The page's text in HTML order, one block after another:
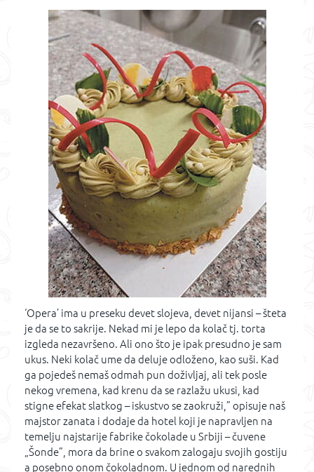
‘Opera’ ima u preseku devet slojeva, devet nijansi – šteta
je da se to sakrije. Nekad mi je lepo da kolač tj. torta
izgleda nezavršeno. Ali ono što je ipak presudno je sam
ukus. Neki kolač ume da deluje odloženo, kao suši. Kad
ga pojedeš nemaš odmah pun doživljaj, ali tek posle
nekog vremena, kad krenu da se razlažu ukusi, kad
stigne efekat slatkog – iskustvo se zaokruži,” opisuje naš
majstor zanata i dodaje da hotel koji je napravljen na
temelju najstarije fabrike čokolade u Srbiji – čuvene
„Šonde”, mora da brine o svakom zalogaju svojih gostiju
a posebno onom čokoladnom. U jednom od narednih